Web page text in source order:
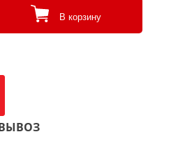
В корзину